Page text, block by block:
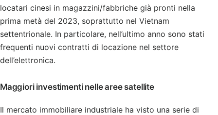
locatari cinesi in magazzini/fabbriche già pronti nella
prima metà del 2023, soprattutto nel Vietnam
settentrionale. In particolare, nell’ultimo anno sono stati
frequenti nuovi contratti di locazione nel settore
dell’elettronica.
Maggiori investimenti nelle aree satellite
Il mercato immobiliare industriale ha visto una serie di